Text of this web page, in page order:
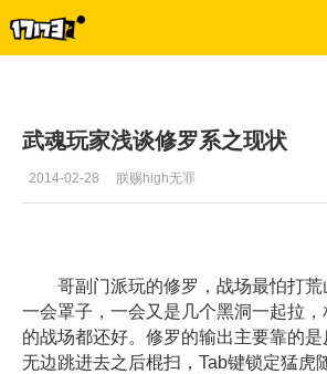
武魂玩家浅谈修罗系之现状
2014-02-28 朕赐high无罪
哥副门派玩的修罗，战场最怕打荒
一会罩子，一会又是几个黑洞一起拉
的战场都还好。修罗的输出主要靠的
无边跳进去之后棍扫，Tab键锁定猛虎